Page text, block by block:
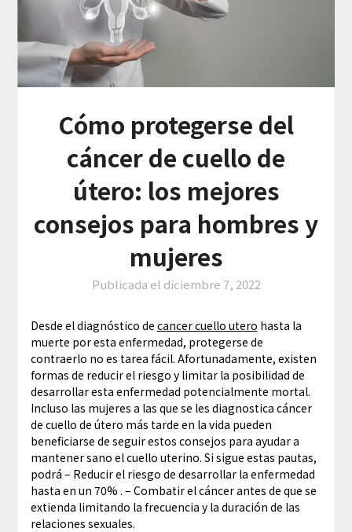
Cómo protegerse del
cáncer de cuello de
útero: los mejores
consejos para hombres y
mujeres
Publicada el diciembre 7, 2022
Desde el diagnóstico de cancer cuello utero hasta la
muerte por esta enfermedad, protegerse de
contraerlo no es tarea fácil. Afortunadamente, existen
formas de reducir el riesgo y limitar la posibilidad de
desarrollar esta enfermedad potencialmente mortal.
Incluso las mujeres a las que se les diagnostica cáncer
de cuello de útero más tarde en la vida pueden
beneficiarse de seguir estos consejos para ayudar a
mantener sano el cuello uterino. Si sigue estas pautas,
podrá – Reducir el riesgo de desarrollar la enfermedad
hasta en un 70% . – Combatir el cáncer antes de que se
extienda limitando la frecuencia y la duración de las
relaciones sexuales.